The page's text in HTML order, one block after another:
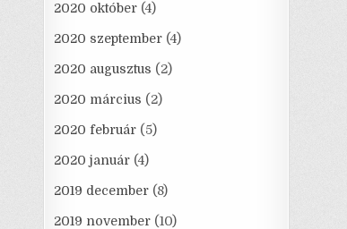
2020 október (4)
2020 szeptember (4)
2020 augusztus (2)
2020 március (2)
2020 február (5)
2020 január (4)
2019 december (8)
2019 november (10)